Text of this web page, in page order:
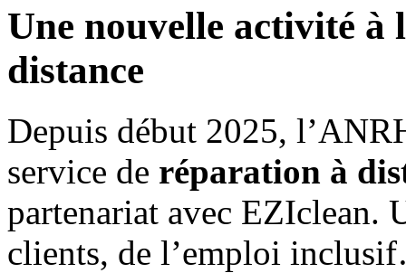
Une nouvelle activité à
distance
Depuis début 2025,
service de réparation à
partenariat avec EZIclean.
clients, de l’emploi